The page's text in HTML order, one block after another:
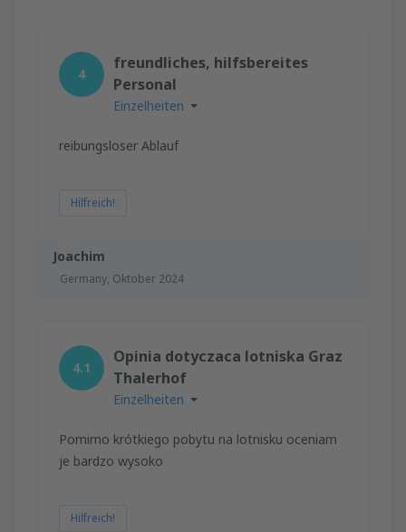
Joachim
Germany, Oktober 2024
4
freundliches, hilfsbereites
Personal
Einzelheiten
reibungsloser Ablauf
Hilfreich!
4.1
Opinia dotyczaca lotniska Graz
Thalerhof
Einzelheiten
Pomimo krótkiego pobytu na lotnisku oceniam
je bardzo wysoko
Hilfreich!